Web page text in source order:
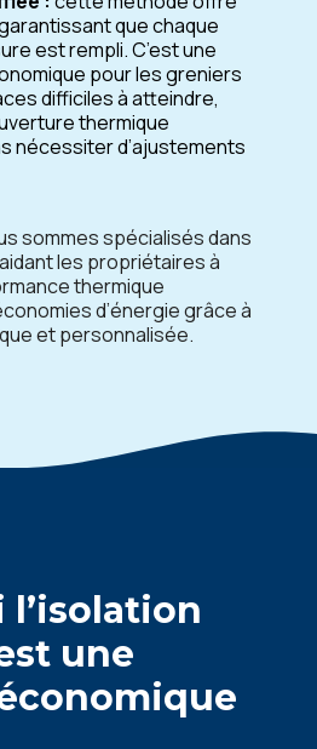
que chaque
est rempli. C’est une
pour les greniers
difficiles à atteindre,
thermique
nécessiter d’ajustements
sommes spécialisés dans
les propriétaires à
thermique
d’énergie grâce à
et personnalisée.
une